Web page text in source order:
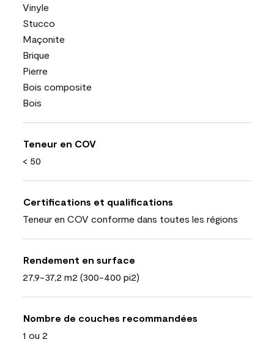
Vinyle
Stucco
Maçonite
Brique
Pierre
Bois composite
Bois
Teneur en COV
< 50
Certifications et qualifications
Teneur en COV conforme dans toutes les régions
Rendement en surface
27,9-37,2 m2 (300-400 pi2)
Nombre de couches recommandées
1 ou 2